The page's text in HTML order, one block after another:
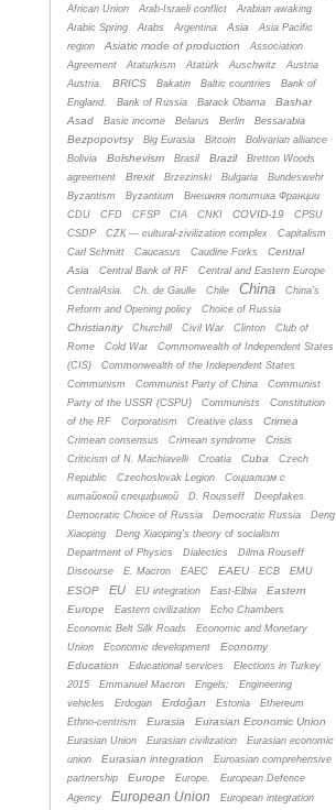
African Union
Arab-Israeli conflict
Arabian awaking
Arabic Spring
Arabs Argentina Asia
Asia Pacific
region
Asiatic mode of production
Association
Agreement
Ataturkism Atatürk Auschwitz
Austria
Austria.
BRICS Bakatin Baltic countries
Bank of
England.
Bank of Russia Barack Obama
Bashar
Asad
Basic income Belarus Berlin Bessarabia
Bezpopovtsy Big Eurasia Bitcoin
Bolivarian alliance
Bolivia
Bolshevism Brasil Brazil
Bretton Woods
agreement
Brexit Brzezinski Bulgaria
Bundeswehr
Byzantism
Byzantium
Bнешняя политика Франции
CDU
CFD CFSP CIA CNKI COVID-19
CPSU
CSDP
CZК — cultural-zivilization complex
Capitalism
Carl Schmitt
Caucasus Caudine Forks
Central
Asia
Central Bank of RF
Central and Eastern Europe
CentralAsia.
Ch. de Gaulle Chile China
China's
Reform and Opening policy
Choice of Russia
Christianity Churchill Civil War Clinton
Club of
Rome
Cold War
Commonwealth of Independent States
(CIS)
Commonwealth of the Independent States
Communism
Communist Party of China
Communist
Party of the USSR (CSPU)
Communists
Constitution
of the RF
Corporatism Creative class Crimea
Crimean consensus Crimean syndrome Crisis
Criticism of N. Machiavelli Croatia Cuba
Czech
Republic
Czechoslovak Legion
Cоциализм с
китайской спецификой
D. Rousseff
Deepfakes
Democratic Choice of Russia
Democratic Russia
Deng
Xiaoping
Deng Xiaoping's theory of socialism
Department of Physics
Dialectics
Dilma Rouseff
Discourse
E. Macron EAEC EAEU ECB EMU
ESOP EU EU integration East-Elbia
Eastern
Europe
Eastern civilization
Echo Chambers
Economic Belt Silk Roads
Economic and Monetary
Union
Economic development
Economy
Education
Educational services
Elections in Turkey
2015
Emmanuel Macron Engels;
Engineering
vehicles
Erdogan Erdoğan Estonia
Ethereum
Ethno-centrism
Eurasia Eurasian Economic Union
Eurasian Union Eurasian civilization
Eurasian economic
union
Eurasian integration
Euroasian comprehensive
partnership
Europe Europe.
European Defence
Agency
European Union
European integration